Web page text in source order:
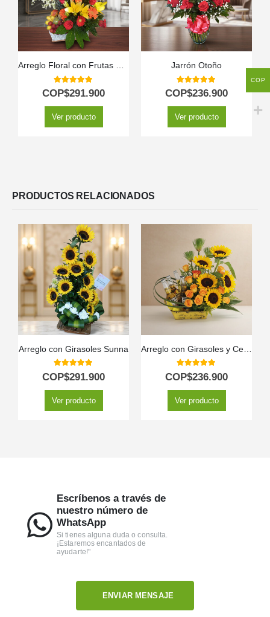
Arreglo Floral con Frutas Quitana
5.00out of 5
COP$291.900
Ver producto
Jarrón Otoño
5.00out of 5
COP$236.900
Ver producto
PRODUCTOS RELACIONADOS
Arreglo con Girasoles Sunna
5.00out of 5
COP$291.900
Ver producto
5.00out of 5
COP$236.900
Ver producto
Escríbenos a través de
nuestro número de
WhatsApp
Si tienes alguna duda o consulta.
¡Estaremos encantados de
ayudarte!"
ENVIAR MENSAJE
COP